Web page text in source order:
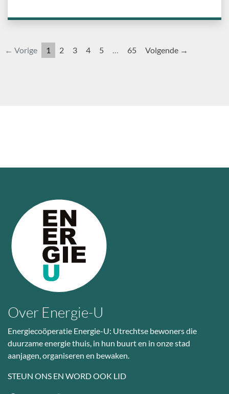
← Vorige 1 2 3 4 5 … 65 Volgende →
Over Energie-U
Energiecoöperatie Energie-U: Utrechtse bewoners die
duurzame energie thuis, in hun buurt en in onze stad
aanjagen, organiseren en bewaken.
STEUN ONS EN WORD OOK LID